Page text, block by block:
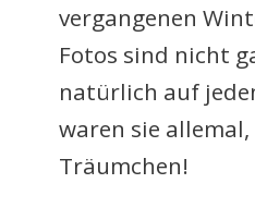
vergangenen
Fotos sind nicht
natürlich auf
waren sie
Träumchen!